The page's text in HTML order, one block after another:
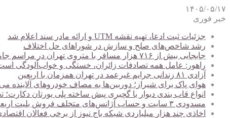
۱۴۰۵/۰۵/۱۷
خبر فوری
جزئیات ثبت ادعا، تهیه نقشه UTM و ارائه مادر سند اعلام شد
رشد شاخص‌های صلح و سازش در شوراهای حل اختلاف
جابجایی بیش از ۷۱۶ هزار مسافر با متروی تهران در مراسم جاماندگان اربعین
راهور: عامل همه تصادفات زائران، خستگی و خواب‌آلودگی
آزادی ۸۱ زندانی جرایم غیرعمد در تهران همزمان با اربعین
هوای پاک برای شیراز؛ دوربین‌ها به مصاف خودروهای آلاینده
انواع قاب بندی دیوار با گچبری پیش ساخته پلی یورتان
مسدودی ۳ سایت و حساب آژانس‌های متخلف فروش بلیت اربعین
اخاذی چند هزار میلیاردی شبکه باج نیوز از برخی فعالان